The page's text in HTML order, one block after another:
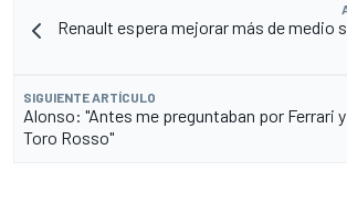
Renault espera mejorar más de medio
SIGUIENTE ARTÍCULO
Alonso: "Antes me preguntaban por Ferrari
Toro Rosso"